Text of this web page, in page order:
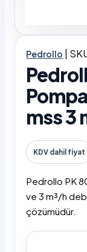
Pedrollo |
mss 3
KDV dahil fiyat
Pedrollo PK
ve 3 m³/h
çözümüdür.